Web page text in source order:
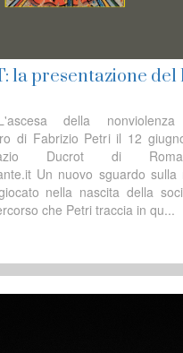
la presentazione del
della nonviolenza
di Fabrizio Petri il 12
Ducrot di
Un nuovo sguardo sulla
nella nascita della
che Petri traccia in qu...